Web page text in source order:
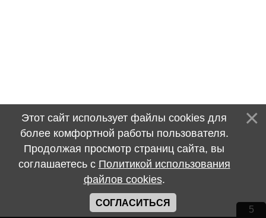
Этот сайт использует файлы cookies для
более комфортной работы пользователя.
Продолжая просмотр страниц сайта, вы
соглашаетесь с Политикой использования
файлов cookies.
СОГЛАСИТЬСЯ
5